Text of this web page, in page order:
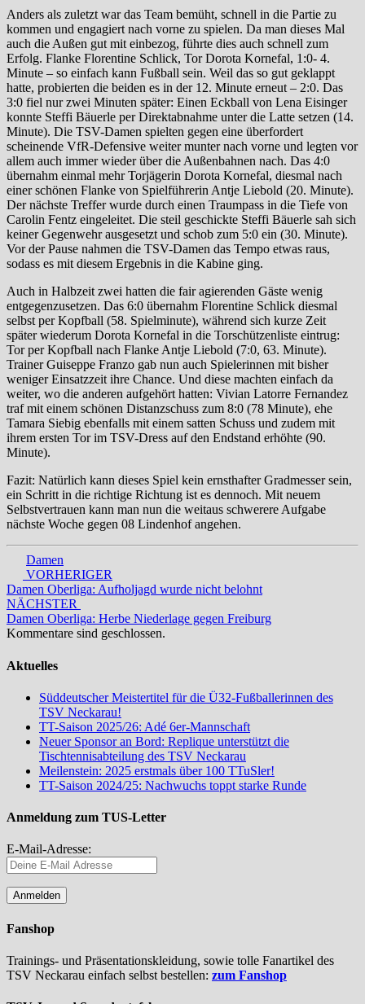
VfR
Mannheim
Anders als zuletzt war das Team bemüht, schnell in die Partie zu
kommen und engagiert nach vorne zu spielen. Da man dieses Mal
auch die Außen gut mit einbezog, führte dies auch schnell zum
Erfolg. Flanke Florentine Schlick, Tor Dorota Kornefal, 1:0- 4.
Minute – so einfach kann Fußball sein. Weil das so gut geklappt
hatte, probierten die beiden es in der 12. Minute erneut – 2:0. Das
3:0 fiel nur zwei Minuten später: Einen Eckball von Lena Eisinger
konnte Steffi Bäuerle per Direktabnahme unter die Latte setzen (14.
Minute). Die TSV-Damen spielten gegen eine überfordert
scheinende VfR-Defensive weiter munter nach vorne und legten vor
allem auch immer wieder über die Außenbahnen nach. Das 4:0
übernahm einmal mehr Torjägerin Dorota Kornefal, diesmal nach
einer schönen Flanke von Spielführerin Antje Liebold (20. Minute).
Der nächste Treffer wurde durch einen Traumpass in die Tiefe von
Carolin Fentz eingeleitet. Die steil geschickte Steffi Bäuerle sah sich
keiner Gegenwehr ausgesetzt und schob zum 5:0 ein (30. Minute).
Vor der Pause nahmen die TSV-Damen das Tempo etwas raus,
sodass es mit diesem Ergebnis in die Kabine ging.
Auch in Halbzeit zwei hatten die fair agierenden Gäste wenig
entgegenzusetzen. Das 6:0 übernahm Florentine Schlick diesmal
selbst per Kopfball (58. Spielminute), während sich kurze Zeit
später wiederum Dorota Kornefal in die Torschützenliste eintrug:
Tor per Kopfball nach Flanke Antje Liebold (7:0, 63. Minute).
Trainer Guiseppe Franzo gab nun auch Spielerinnen mit bisher
weniger Einsatzzeit ihre Chance. Und diese machten einfach da
weiter, wo die anderen aufgehört hatten: Vivian Latorre Fernandez
traf mit einem schönen Distanzschuss zum 8:0 (78 Minute), ehe
Tamara Siebig ebenfalls mit einem satten Schuss und zudem mit
ihrem ersten Tor im TSV-Dress auf den Endstand erhöhte (90.
Minute).
Fazit: Natürlich kann dieses Spiel kein ernsthafter Gradmesser sein,
ein Schritt in die richtige Richtung ist es dennoch. Mit neuem
Selbstvertrauen kann man nun die weitaus schwerere Aufgabe
nächste Woche gegen 08 Lindenhof angehen.
Damen
Beitrags-
Navigation
VORHERIGER
Damen Oberliga: Aufholjagd wurde nicht belohnt
NÄCHSTER
Damen Oberliga: Herbe Niederlage gegen Freiburg
Kommentare sind geschlossen.
Aktuelles
Süddeutscher Meistertitel für die Ü32-Fußballerinnen des
TSV Neckarau!
TT-Saison 2025/26: Adé 6er-Mannschaft
Neuer Sponsor an Bord: Replique unterstützt die
Tischtennisabteilung des TSV Neckarau
Meilenstein: 2025 erstmals über 100 TTuSler!
TT-Saison 2024/25: Nachwuchs toppt starke Runde
Anmeldung zum TUS-Letter
E-Mail-Adresse:
Fanshop
Trainings- und Präsentationskleidung, sowie tolle Fanartikel des
TSV Neckarau einfach selbst bestellen: zum Fanshop